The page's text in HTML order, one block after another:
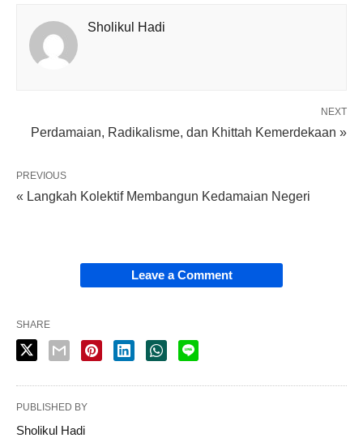
Sholikul Hadi
NEXT
Perdamaian, Radikalisme, dan Khittah Kemerdekaan »
PREVIOUS
« Langkah Kolektif Membangun Kedamaian Negeri
Leave a Comment
SHARE
PUBLISHED BY
Sholikul Hadi